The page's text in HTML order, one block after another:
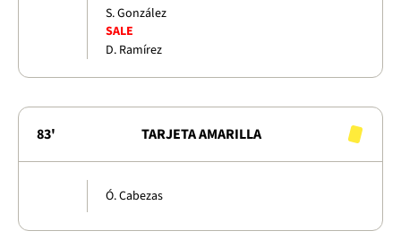
S. González
SALE
D. Ramírez
83' TARJETA AMARILLA
Ó. Cabezas